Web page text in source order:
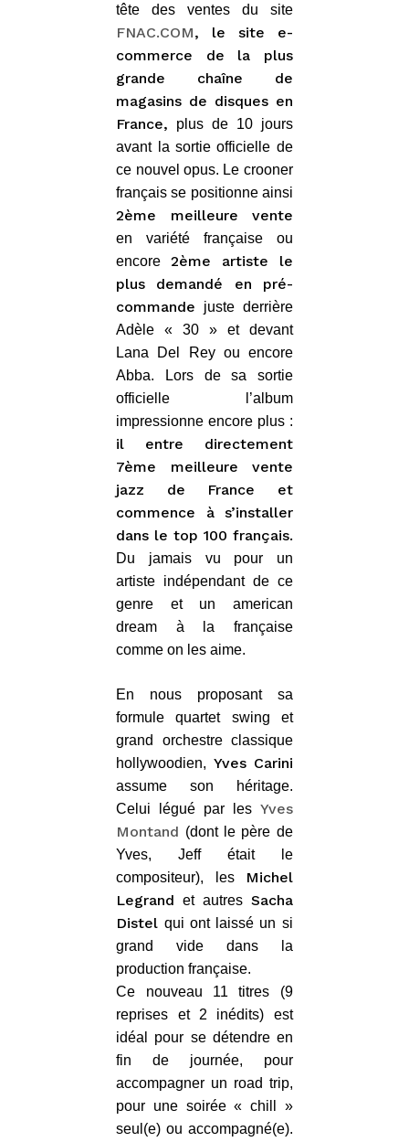
tête des ventes du site
FNAC.COM, le site e-
commerce de la plus
grande chaîne de
magasins de disques en
France, plus de 10 jours
avant la sortie officielle de
ce nouvel opus. Le crooner
français se positionne ainsi
2ème meilleure vente
en variété française ou
encore2ème artiste le
plus demandé en pré-
commande juste derrière
Adèle « 30 » et devant
Lana Del Rey ou encore
Abba. Lors de sa sortie
officielle l’album
impressionne encore plus :
il entre directement
7ème meilleure vente
jazz de France et
commence à s’installer
dans le top 100 français.
Du jamais vu pour un
artiste indépendant de ce
genre et un american
dream à la française
comme on les aime.
En nous proposant sa
formule quartet swing et
grand orchestre classique
hollywoodien, Yves Carini
assume son héritage.
Celui légué par les Yves
Montand (dont le père de
Yves, Jeff était le
compositeur), les
Michel
Legrand et autres Sacha
Distel qui ont laissé un si
grand vide dans la
production française.
Ce nouveau 11 titres (9
reprises et 2 inédits) est
idéal pour se détendre en
fin de journée, pour
accompagner un road trip,
pour une soirée « chill »
seul(e) ou accompagné(e).